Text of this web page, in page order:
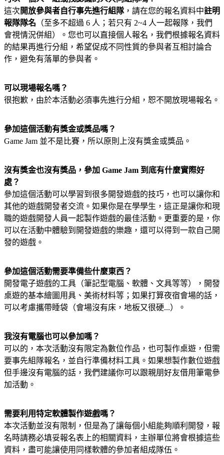
這次 開放參與者自行事先進行組隊，請在您的報名資料中註明
報隊隊名 （至多不超過 6 人；若只有 2~4 人一起報隊，我們
會視情況併組）。您也可以直接個人報名，我們根據報名資料
的結果再進行分組，希望促成不同性質的參與者互相討論合
作，避免有落單的參與者。
可以現場報名嗎？
很抱歉，由於本活動必須事先進行分組，恕不開放現場報名。
參加這個活動有獎金或獎品嗎？
Game Jam 並不是比賽，所以原則上沒有獎金或獎品。
沒有獎金也沒有獎品，參加 Game Jam 到底有什麼實際好
處？
參加這個活動可以學習到很多開發遊戲的技巧，也可以讓你和
其他的遊戲開發者交流。如果你是在學學生，這正是讓你和現
職的遊戲開發人員一起製作遊戲的最佳活動。更重要的是，你
可以在活動中體驗到開發遊戲的樂趣，還可以得到一款自己開
發的遊戲。
參加這個活動需要準備些什麼東西？
開發電子遊戲的工具（筆記型電腦、軟體、文具等等），開發
桌遊的基本繪圖用具、美術材料等；如果打算夜宿會場的話，
可以考慮攜帶睡袋（會場沒有床，地板又很硬...）。
我沒有電腦也可以參加嗎？
可以的，本次活動沒有限定為數位作品，也可製作桌遊，但需
要事先組隊報名，並自行準備材料工具。如果想製作數位遊戲
但手邊沒有電腦的話，我們建議你可以跟親朋好友借用筆電參
加活動。
需要利用特定軟體製作遊戲嗎？
本次活動並沒有限制，但是為了讓每個小組能夠順利開發，報
名時請務必填妥報名表上的相關資料，主辦單位將會根據這些
資料，盡可能讓使用同樣軟體的參加者組成隊伍。